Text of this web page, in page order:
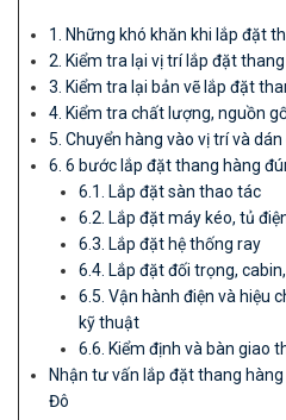
1. Những khó khăn khi lắp đặt
2. Kiểm tra lại vị trí lắp đặt
3. Kiểm tra lại bản vẽ lắp đặt
4. Kiểm tra chất lượng, nguồn
5. Chuyển hàng vào vị trí và
6. 6 bước lắp đặt thang hàng
6.1. Lắp đặt sàn thao tác
6.2. Lắp đặt máy kéo, tủ
6.3. Lắp đặt hệ thống ray
6.4. Lắp đặt đối trọng,
6.5. Vận hành điện và hiệu
kỹ thuật
6.6. Kiểm định và bàn giao
Nhận tư vấn lắp đặt thang
Đô